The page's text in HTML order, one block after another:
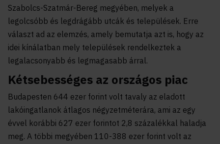
Szabolcs-Szatmár-Bereg megyében, melyek a
legolcsóbb és legdrágább utcák és települések. Erre
választ ad az elemzés, amely bemutatja azt is, hogy az
idei kínálatban mely települések rendelkeztek a
legalacsonyabb és legmagasabb árral.
Kétsebességes az országos piac
Budapesten 644 ezer forint volt tavaly az eladott
lakóingatlanok átlagos négyzetméterára, ami az egy
évvel korábbi 627 ezer forintot 2,8 százalékkal haladja
meg. A többi megyében 110-388 ezer forint volt az